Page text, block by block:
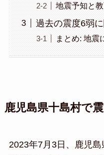
地震予知と
過去の震度6弱
まとめ: 地震
鹿児島県十島村で
2023年7月3日、鹿児